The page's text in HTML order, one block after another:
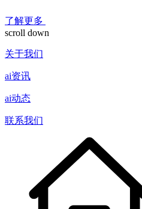
了解更多
scroll down
关于我们
ai资讯
ai动态
联系我们